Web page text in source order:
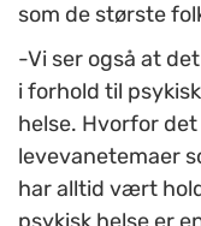
som de største
-Vi ser også at
i forhold til
helse. Hvorfor
levevanetemaer
har alltid vært